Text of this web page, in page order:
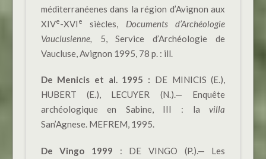
méditerranéenes dans la région d’Avignon aux
XIVe-XVI e siècles, Documents d’Archéologie
Vauclusienne, 5, Service d’Archéologie de
Vaucluse, Avignon 1995, 78 p. : ill.
De Menicis et al. 1995 : DE MINICIS (E.),
HUBERT (E.), LECUYER (N.).— Enquête
archéologique en Sabine, III : lavilla
San’Agnese. MEFREM, 1995.
De Vingo 1999 : DE VINGO (P.).— Les